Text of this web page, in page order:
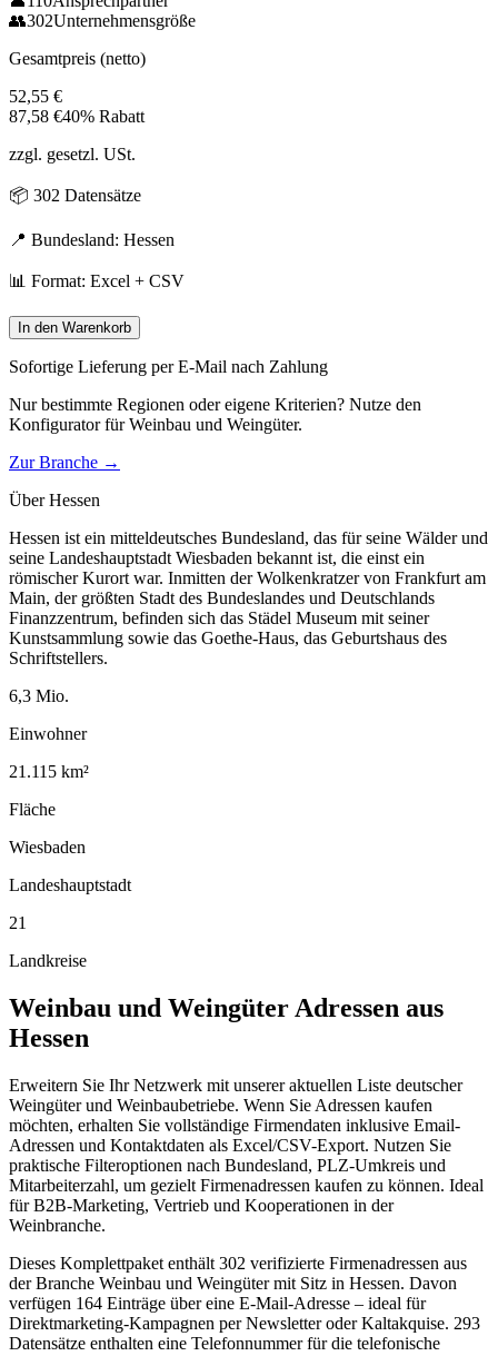
👥302Unternehmensgröße
Gesamtpreis (netto)
52,55 €
87,58 €40% Rabatt
zzgl. gesetzl. USt.
📦 302 Datensätze
📍 Bundesland: Hessen
📊 Format: Excel + CSV
In den Warenkorb
Sofortige Lieferung per E-Mail nach Zahlung
Nur bestimmte Regionen oder eigene Kriterien? Nutze den
Konfigurator fürWeinbau und Weingüter.
Zur Branche →
ÜberHessen
Hessen ist ein mitteldeutsches Bundesland, das für seine Wälder und
seine Landeshauptstadt Wiesbaden bekannt ist, die einst ein
römischer Kurort war. Inmitten der Wolkenkratzer von Frankfurt am
Main, der größten Stadt des Bundeslandes und Deutschlands
Finanzzentrum, befinden sich das Städel Museum mit seiner
Kunstsammlung sowie das Goethe-Haus, das Geburtshaus des
Schriftstellers.
6,3 Mio.
Einwohner
21.115 km²
Fläche
Wiesbaden
Landeshauptstadt
21
Landkreise
Weinbau und Weingüter Adressen aus
Hessen
Erweitern Sie Ihr Netzwerk mit unserer aktuellen Liste deutscher
Weingüter und Weinbaubetriebe. Wenn Sie Adressen kaufen
möchten, erhalten Sie vollständige Firmendaten inklusive Email-
Adressen und Kontaktdaten als Excel/CSV-Export. Nutzen Sie
praktische Filteroptionen nach Bundesland, PLZ-Umkreis und
Mitarbeiterzahl, um gezielt Firmenadressen kaufen zu können. Ideal
für B2B-Marketing, Vertrieb und Kooperationen in der
Weinbranche.
Dieses Komplettpaket enthält 302 verifizierte Firmenadressen aus
der Branche Weinbau und Weingütermit Sitz in Hessen. Davon
verfügen 164 Einträge über eine E-Mail-Adresse – ideal für
Direktmarketing-Kampagnen per Newsletter oder Kaltakquise. 293
Datensätze enthalten eine Telefonnummer für die telefonische